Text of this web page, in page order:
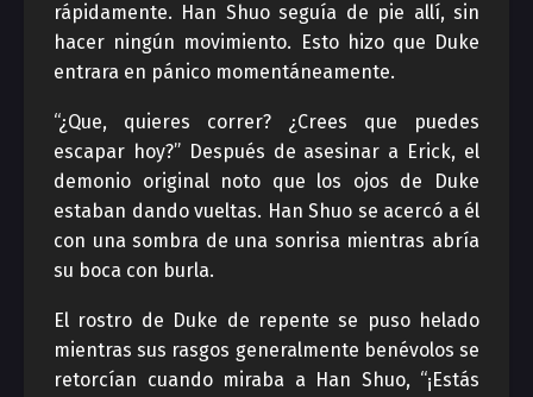
rápidamente. Han Shuo seguía de pie allí, sin
hacer ningún movimiento. Esto hizo que Duke
entrara en pánico momentáneamente.
“¿Que, quieres correr? ¿Crees que puedes
escapar hoy?” Después de asesinar a Erick, el
demonio original noto que los ojos de Duke
estaban dando vueltas. Han Shuo se acercó a él
con una sombra de una sonrisa mientras abría
su boca con burla.
El rostro de Duke de repente se puso helado
mientras sus rasgos generalmente benévolos se
retorcían cuando miraba a Han Shuo, “¡Estás